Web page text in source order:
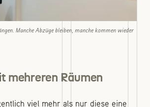
Manche Abzüge bleiben, manche kommen wieder
mehreren Räumen
viel mehr als nur diese eine